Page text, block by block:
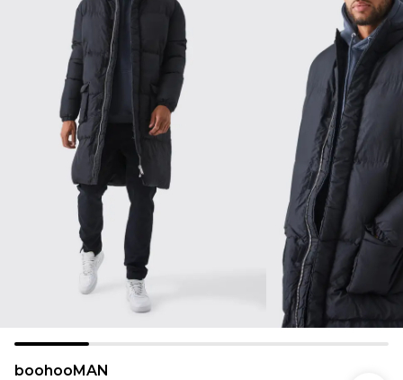
boohooMAN